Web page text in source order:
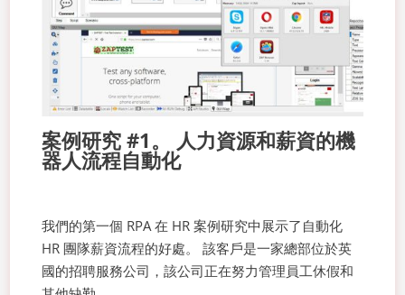
案例研究 #1。 人力資源和薪資的機
器人流程自動化
我們的第一個 RPA 在 HR 案例研究中展示了自動化
HR 團隊薪資流程的好處。 該客戶是一家總部位於英
國的招聘服務公司，該公司正在努力管理員工休假和